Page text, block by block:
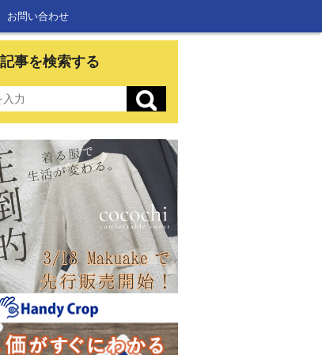
お問い合わせ
事を検索する